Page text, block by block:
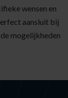
wensen en
aansluit bij
mogelijkheden